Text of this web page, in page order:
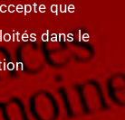
que
dans le